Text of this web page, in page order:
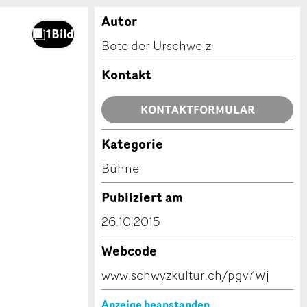
Autor
Bote der Urschweiz
Kontakt
KONTAKTFORMULAR
Kategorie
Bühne
Publiziert am
26.10.2015
Webcode
www.schwyzkultur.ch/pgv7Wj